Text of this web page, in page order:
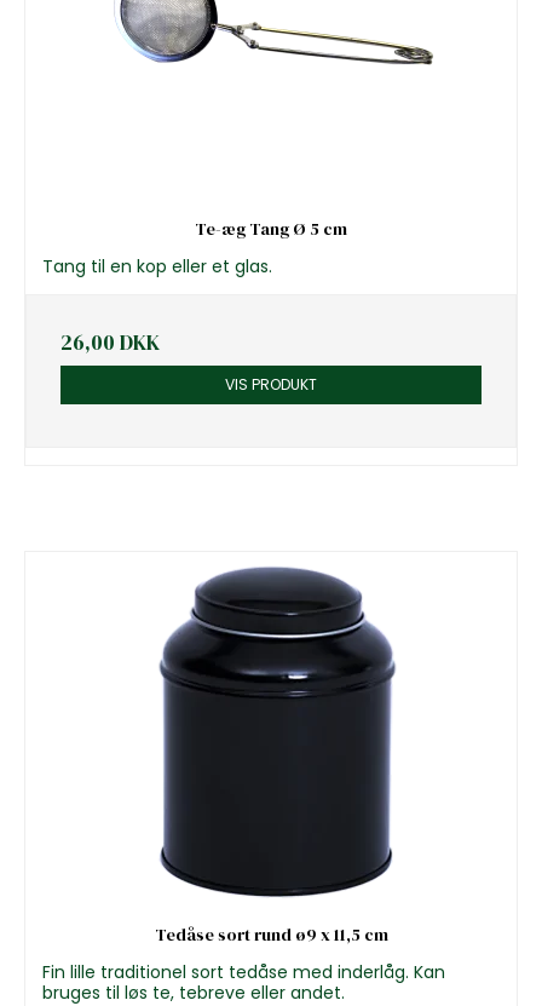
Te-æg Tang Ø 5 cm
Tang til en kop eller et glas.
26,00 DKK
VIS PRODUKT
Tedåse sort rund ø9 x 11,5 cm
Fin lille traditionel sort tedåse med inderlåg. Kan
bruges til løs te, tebreve eller andet.